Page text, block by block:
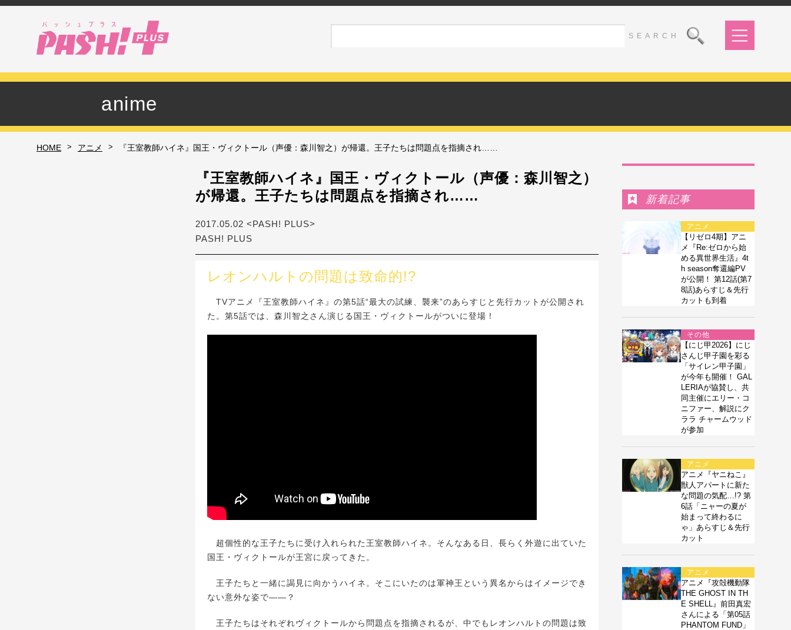
anime
HOME > アニメ > 『王室教師ハイネ』国王・ヴィクトール（声優：森川智之）が帰還。王子たちは問題点を指摘され……
『王室教師ハイネ』国王・ヴィクトール（声優：森川智之）
が帰還。王子たちは問題点を指摘され……
2017.05.02 <PASH! PLUS>
PASH! PLUS
レオンハルトの問題は致命的!?
TVアニメ『王室教師ハイネ』の第5話“最大の試練、襲来”のあらすじと先行カットが公開され
た。第5話では、森川智之さん演じる国王・ヴィクトールがついに登場！
超個性的な王子たちに受け入れられた王室教師ハイネ。そんなある日、長らく外遊に出ていた
国王・ヴィクトールが王宮に戻ってきた。
王子たちと一緒に謁見に向かうハイネ。そこにいたのは軍神王という異名からはイメージでき
ない意外な姿で――？
王子たちはそれぞれヴィクトールから問題点を指摘されるが、中でもレオンハルトの問題は致
新着記事
アニメ
【リゼロ4期】アニ
メ『Re:ゼロから始
める異世界生活』4t
h season奪還編PV
が公開！ 第12話(第7
8話)あらすじ＆先行
カットも到着
その他
【にじ甲2026】にじ
さんじ甲子園を彩る
「サイレン甲子園」
が今年も開催！ GAL
LERIAが協賛し、共
同主催にエリー・コ
ニファー、解説にク
ララ チャームウッド
が参加
アニメ
アニメ『ヤニねこ』
獣人アパートに新た
な問題の気配…!? 第
6話「ニャーの夏が
始まって終わるに
ゃ」あらすじ＆先行
カット
アニメ
アニメ『攻殻機動隊
THE GHOST IN TH
E SHELL』前田真宏
さんによる「第05話
PHANTOM FUND」